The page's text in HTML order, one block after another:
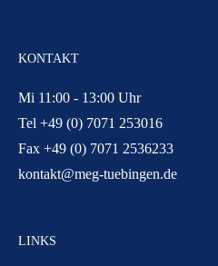
KONTAKT
Mi 11:00 - 13:00 Uhr
Tel +49 (0) 7071 253016
Fax +49 (0) 7071 2536233
kontakt@meg-tuebingen.de
LINKS